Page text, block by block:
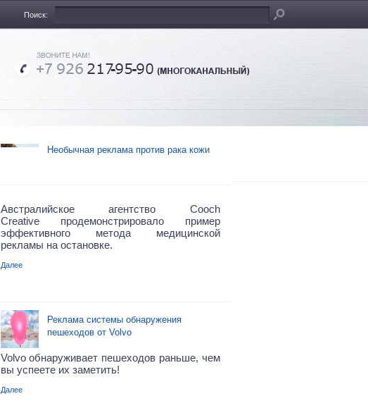
Поиск:
Необычная реклама против рака кожи
Австралийское агентство Cooch
Creative продемонстрировало пример
эффективного метода медицинской
рекламы на остановке.
Далее
Реклама системы обнаружения
пешеходов от Volvo
Volvo обнаруживает пешеходов раньше, чем
вы успеете их заметить!
Далее